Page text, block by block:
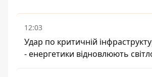
12:03
Удар по критичній
- енергетики відновлюють